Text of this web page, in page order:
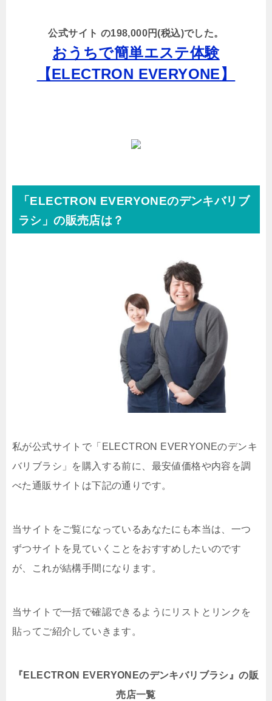
公式サイト の198,000円(税込)でした。
おうちで簡単エステ体験
【ELECTRON EVERYONE】
「ELECTRON EVERYONEのデンキバリブ
ラシ」の販売店は？
私が公式サイトで「ELECTRON EVERYONEのデンキ
バリブラシ」を購入する前に、最安値価格や内容を調
べた通販サイトは下記の通りです。
当サイトをご覧になっているあなたにも本当は、一つ
ずつサイトを見ていくことをおすすめしたいのです
が、これが結構手間になります。
当サイトで一括で確認できるようにリストとリンクを
貼ってご紹介していきます。
『ELECTRON EVERYONEのデンキバリブラシ』の販
売店一覧